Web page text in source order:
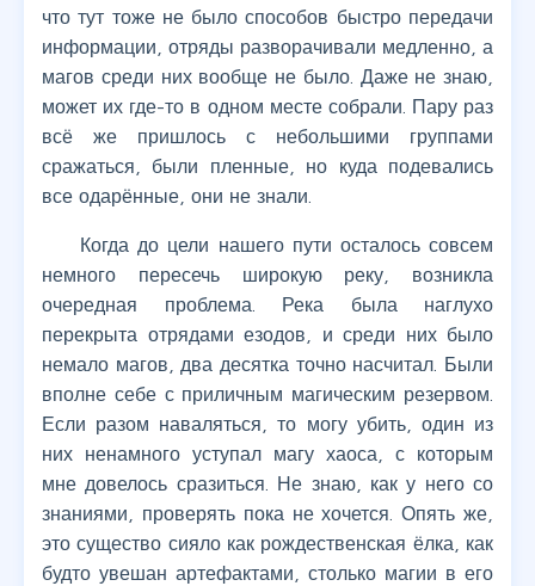
что тут тоже не было способов быстро передачи
информации, отряды разворачивали медленно, а
магов среди них вообще не было. Даже не знаю,
может их где-то в одном месте собрали. Пару раз
всё же пришлось с небольшими группами
сражаться, были пленные, но куда подевались
все одарённые, они не знали.
Когда до цели нашего пути осталось совсем
немного пересечь широкую реку, возникла
очередная проблема. Река была наглухо
перекрыта отрядами езодов, и среди них было
немало магов, два десятка точно насчитал. Были
вполне себе с приличным магическим резервом.
Если разом наваляться, то могу убить, один из
них ненамного уступал магу хаоса, с которым
мне довелось сразиться. Не знаю, как у него со
знаниями, проверять пока не хочется. Опять же,
это существо сияло как рождественская ёлка, как
будто увешан артефактами, столько магии в его